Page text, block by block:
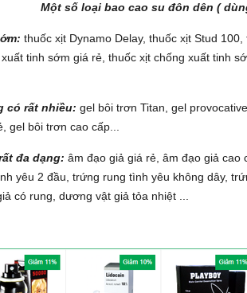
Một số loại bao cao su đôn dên (
thuốc xịt Dynamo Delay, thuốc xịt Stud
tinh sớm giá rẻ, thuốc xịt chống xuất tinh
có rất nhiều: gel bôi trơn Titan, gel
gel bôi trơn cao cấp...
đa dạng: âm đạo giả giá rẻ, âm đạo giả
yêu 2 đầu, trứng rung tình yêu không dây,
có rung, dương vật giả tỏa nhiệt ...